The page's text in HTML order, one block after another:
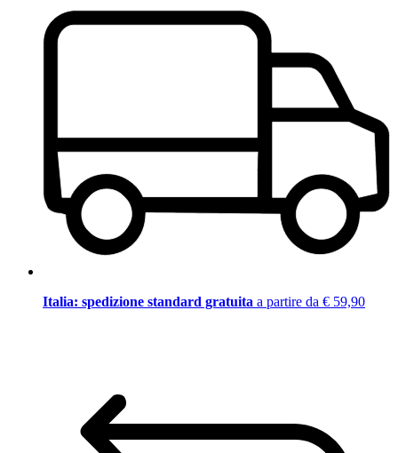
Italia: spedizione standard gratuita a partire da € 59,90